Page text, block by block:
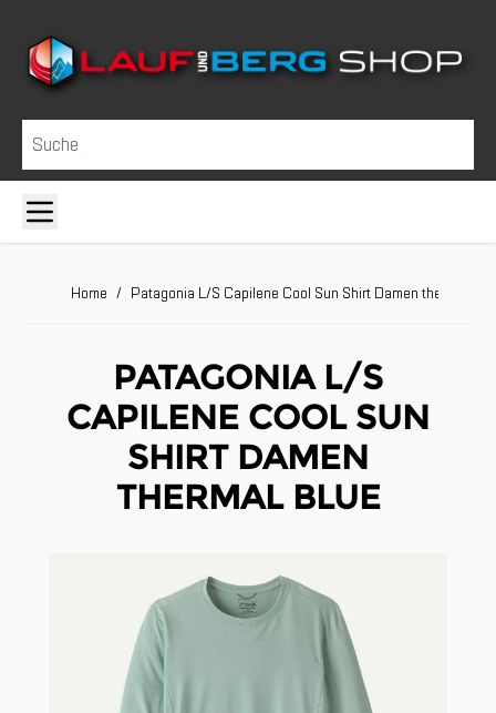
Suche
Home / Patagonia L/S Capilene Cool Sun Shirt Damen thermal
PATAGONIA L/S
CAPILENE COOL SUN
SHIRT DAMEN
THERMAL BLUE